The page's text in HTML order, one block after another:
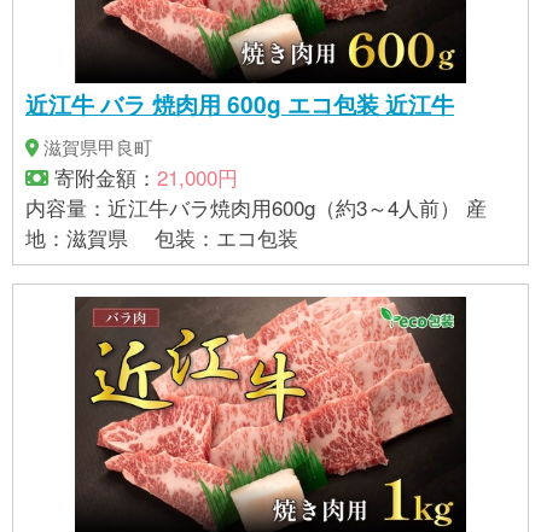
近江牛 バラ 焼肉用 600g エコ包装 近江牛
滋賀県甲良町
寄附金額： 21,000円
内容量：近江牛バラ焼肉用600g（約3～4人前） 産
地：滋賀県 包装：エコ包装